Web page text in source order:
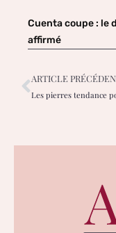
Cuenta coupe : le
affirmé
ARTICLE